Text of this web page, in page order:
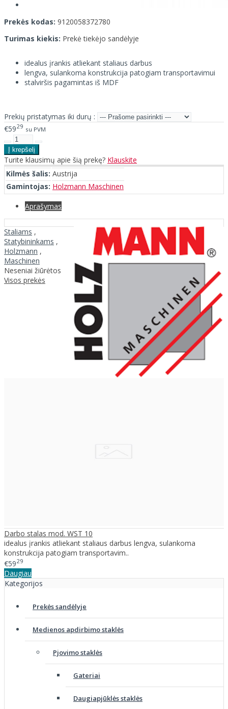
Prekės kodas: 9120058372780
Turimas kiekis: Prekė tiekėjo sandėlyje
idealus įrankis atliekant staliaus darbus
lengva, sulankoma konstrukcija patogiam transportavimui
stalviršis pagamintas iš MDF
Prekių pristatymas iki durų :
€5929 su PVM
Turite klausimų apie šią prekę? Klauskite
Kilmės šalis: Austrija
Gamintojas: Holzmann Maschinen
Aprašymas
Staliams ,
Statybininkams ,
Holzmann ,
Maschinen
Neseniai žiūrėtos
Visos prekės
Darbo stalas mod. WST 10
idealus įrankis atliekant staliaus darbus lengva, sulankoma
konstrukcija patogiam transportavim..
€5929
Daugiau
Kategorijos
Prekės sandėlyje
Medienos apdirbimo staklės
Pjovimo staklės
Gateriai
Daugiapjūklės staklės